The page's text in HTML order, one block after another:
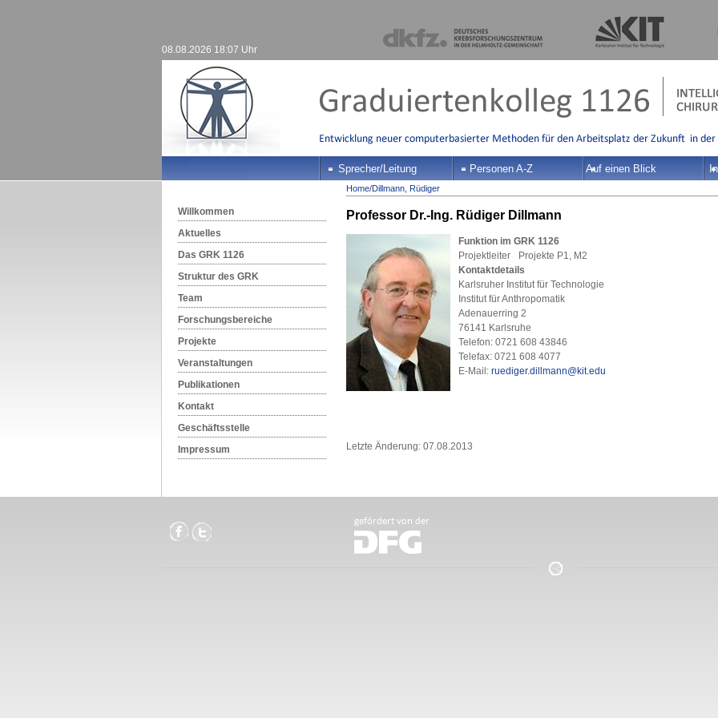
08.08.2026 18:07 Uhr
Sprecher/Leitung Personen A-Z Auf einen Blick
Willkommen
Aktuelles
Das GRK 1126
Struktur des GRK
Team
Forschungsbereiche
Projekte
Veranstaltungen
Publikationen
Kontakt
Geschäftsstelle
Impressum
Home/Dillmann, Rüdiger
Professor Dr.-Ing. Rüdiger Dillmann
Funktion im GRK 1126
Projektleiter Projekte P1, M2
Kontaktdetails
Karlsruher Institut für Technologie
Institut für Anthropomatik
Adenauerring 2
76141 Karlsruhe
Telefon: 0721 608 43846
Telefax: 0721 608 4077
E-Mail: ruediger.dillmann@kit.edu
Letzte Änderung: 07.08.2013